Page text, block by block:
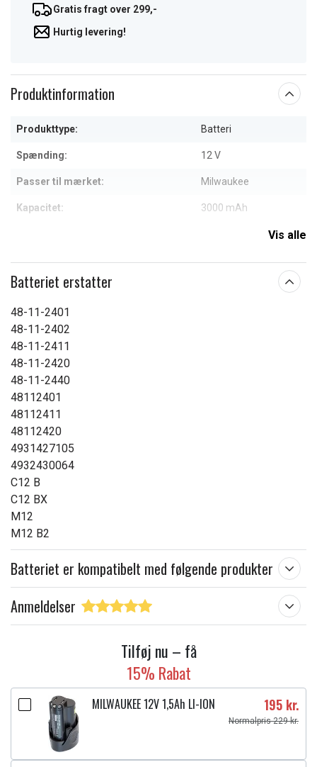
Gratis fragt over 299,-
Hurtig levering!
Produktinformation
Produkttype: Batteri
Spænding: 12 V
Passer til mærket: Milwaukee
Kapacitet: 3000 mAh
Vis alle
Batteriet erstatter
48-11-2401
48-11-2402
48-11-2411
48-11-2420
48-11-2440
48112401
48112411
48112420
4931427105
4932430064
C12 B
C12 BX
M12
M12 B2
Batteriet er kompatibelt med følgende produkter
Anmeldelser
Tilføj nu – få
15% Rabat
MILWAUKEE 12V 1,5Ah LI-ION 195 kr.
Normalpris 229 kr.